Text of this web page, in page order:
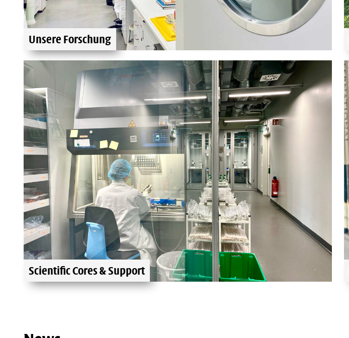
Unsere Forschung
Scientific Cores & Support